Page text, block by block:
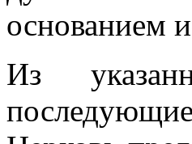
основанием
Из